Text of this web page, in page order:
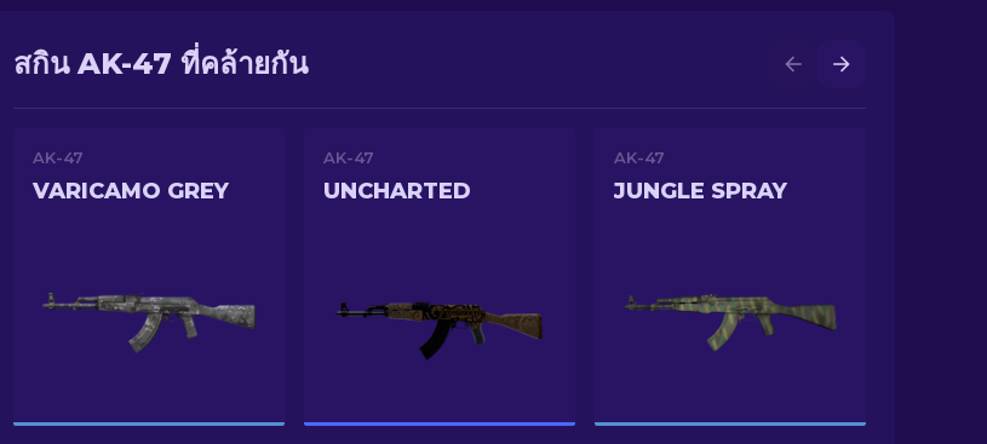
สกิน AK-47 ที่คล้ายกัน
AK-47
VARICAMO GREY
AK-47
UNCHARTED
AK-47
JUNGLE SPRAY